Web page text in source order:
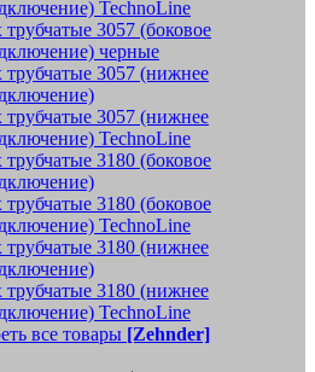
TechnoLine
трубчатые 3057 (боковое
черные
трубчатые 3057 (нижнее
трубчатые 3057 (нижнее
TechnoLine
трубчатые 3180 (боковое
трубчатые 3180 (боковое
TechnoLine
трубчатые 3180 (нижнее
трубчатые 3180 (нижнее
TechnoLine
все товары [Zehnder]